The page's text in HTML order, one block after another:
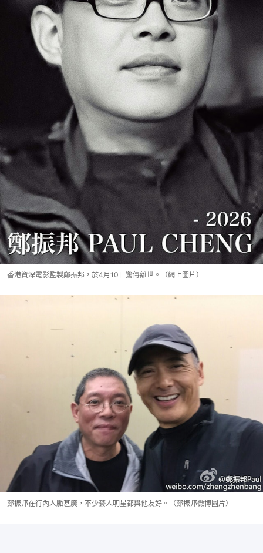
香港資深電影監製鄭振邦，於4月10日驚傳離世。（網上圖片）
鄭振邦在行內人脈甚廣，不少藝人明星都與他友好。（鄭振邦微博圖片）